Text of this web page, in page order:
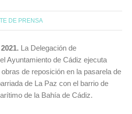
DE PRENSA
La Delegación de
Ayuntamiento de Cádiz ejecuta
de reposición en la pasarela de
de La Paz con el barrio de
de la Bahía de Cádiz.